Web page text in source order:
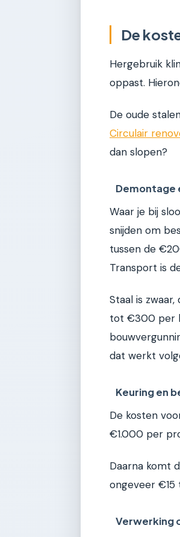
De
Hergebruik
oppast.
De oude
Circulair
dan slopen?
Demontage
Waar je bij
snijden om
tussen de
Transport is
Staal is
tot €300 per
dat werkt
Keuring en
De kosten
€1.000 per
Daarna komt
ongeveer €15
Verwerking